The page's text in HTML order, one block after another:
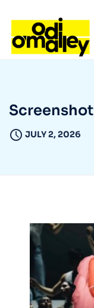
Screenshot
JULY 2, 2026